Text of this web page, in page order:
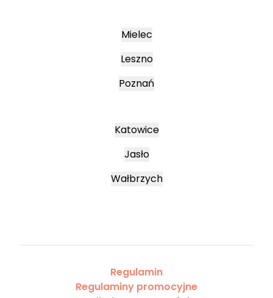
Mielec
Leszno
Poznań
Katowice
Jasło
Wałbrzych
Regulamin
Regulaminy promocyjne